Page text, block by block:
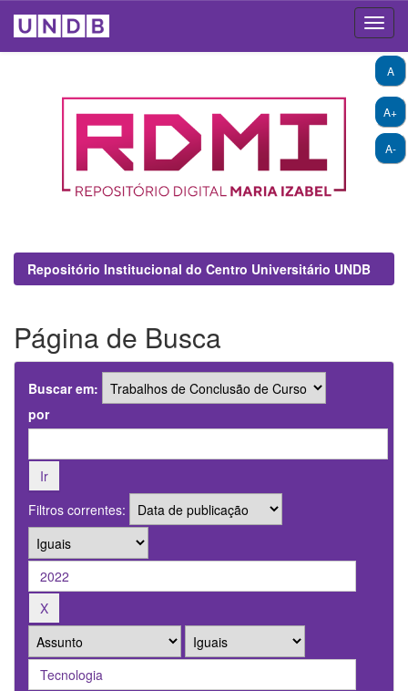
A+
A-
A
Repositório Institucional do Centro Universitário UNDB
Página de Busca
Buscar em:
por
Filtros correntes: